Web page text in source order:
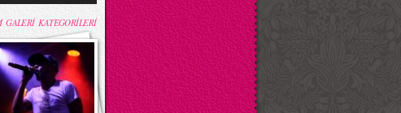
GALERİ KATEGORİLERİ